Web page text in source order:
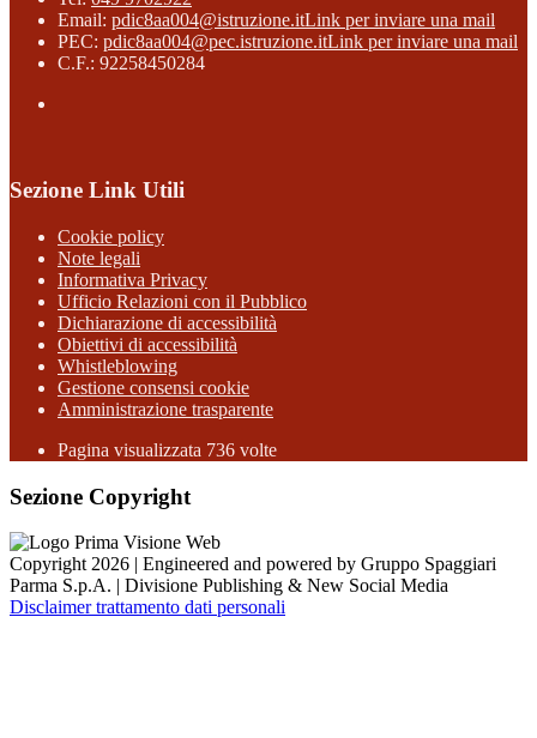
Email: pdic8aa004@istruzione.itLink per inviare una mail
PEC: pdic8aa004@pec.istruzione.itLink per inviare una mail
C.F.: 92258450284
Sezione Link Utili
Cookie policy
Note legali
Informativa Privacy
Ufficio Relazioni con il Pubblico
Dichiarazione di accessibilità
Obiettivi di accessibilità
Whistleblowing
Gestione consensi cookie
Amministrazione trasparente
Pagina visualizzata 736 volte
Sezione Copyright
Copyright 2026 | Engineered and powered by Gruppo Spaggiari
Parma S.p.A. | Divisione Publishing & New Social Media
Disclaimer trattamento dati personali